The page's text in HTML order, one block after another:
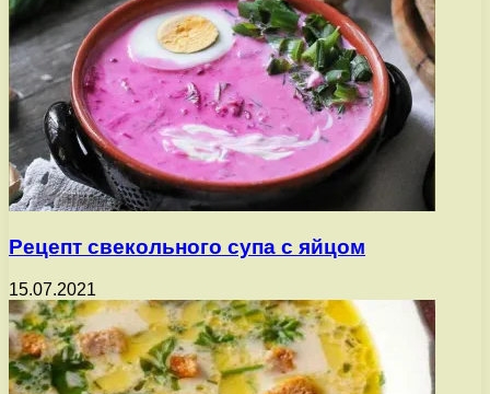
Рецепт свекольного супа с яйцом
15.07.2021